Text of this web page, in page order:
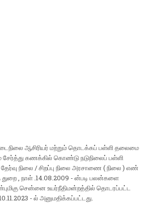
ஆசிரியர் மற்றும் தொடக்கப் பள்ளி தலைமை
சேர்த்து கணக்கில் கொண்டு நடுநிலைப் பள்ளி
நிலை / சிறப்பு நிலை அரசாணை ( நிலை ) எண்
துறை , நாள் .14.08.2009 - ன்படி பலன்களை
சென்னை உயர்நீதிமன்றத்தில் தொடரப்பட்ட
- ல் அனுமதிக்கப்பட்டது.